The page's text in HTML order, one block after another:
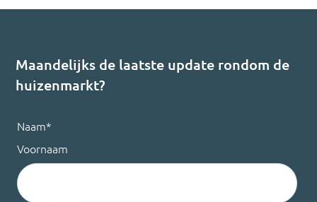
Maandelijks de laatste update rondom de
huizenmarkt?
Naam*
Voornaam